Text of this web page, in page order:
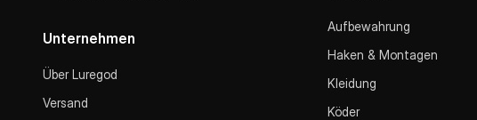
Unternehmen
Über Luregod
Versand
Aufbewahrung
Haken & Montagen
Kleidung
Köder